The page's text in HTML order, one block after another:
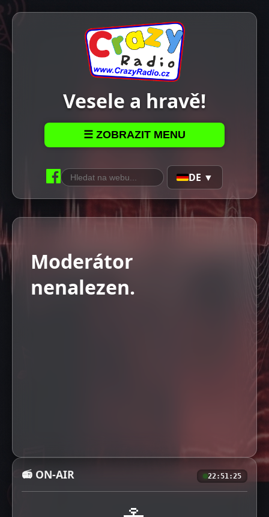
Vesele a hravě!
☰ ZOBRAZIT MENU
DE ▼
📻 ON-AIR 22:51:25
Moderátor
nenalezen.